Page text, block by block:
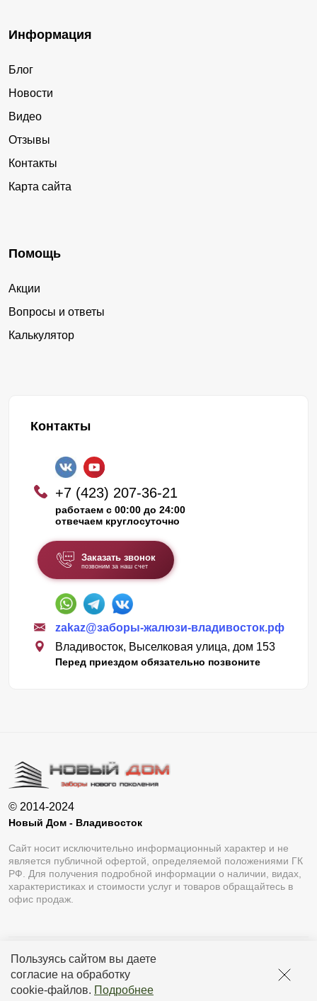
Пользуясь сайтом вы даете
согласие на обработку
cookie-файлов. Подробнее
Информация
Блог
Новости
Видео
Отзывы
Контакты
Карта сайта
Помощь
Акции
Вопросы и ответы
Калькулятор
Контакты
+7 (423) 207-36-21
работаем с 00:00 до 24:00
отвечаем круглосуточно
Заказать звонок
позвоним за наш счет
zakaz@заборы-жалюзи-владивосток.рф
Владивосток, Выселковая улица, дом 153
Перед приездом обязательно позвоните
© 2014-2024
Новый Дом - Владивосток
Сайт носит исключительно информационный характер и не
является публичной офертой, определяемой положениями ГК
РФ. Для получения подробной информации о наличии, видах,
характеристиках и стоимости услуг и товаров обращайтесь в
офис продаж.
Разработка сайтаLukevium
Политика конфиденциальности